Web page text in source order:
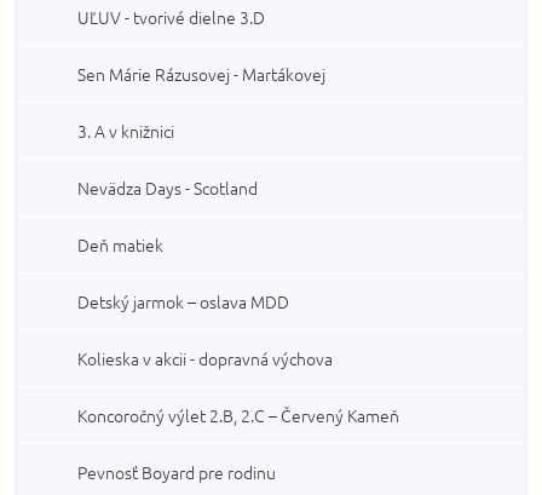
UĽUV - tvorivé dielne 3.D
Sen Márie Rázusovej - Martákovej
3. A v knižnici
Nevädza Days - Scotland
Deň matiek
Detský jarmok – oslava MDD
Kolieska v akcii - dopravná výchova
Koncoročný výlet 2.B, 2.C – Červený Kameň
Pevnosť Boyard pre rodinu